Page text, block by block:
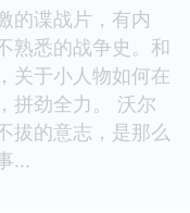
的谍战片，有内
熟悉的战争史。和
关于小人物如何在
拼劲全力。 沃尔
拔的意志，是那么
...